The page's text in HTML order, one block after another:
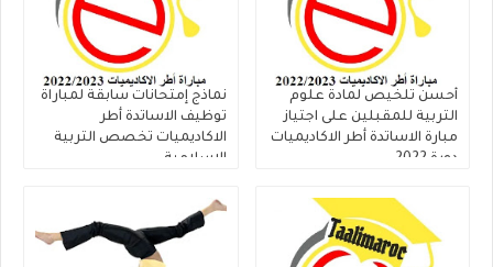
أحسن تلخيص لمادة علوم
التربية للمقبلين على اجتياز
مبارة الاساتدة أطر الاكاديميات
دورة 2022
نماذج إمتحانات سابقة لمباراة
توظيف الاساتدة أطر
الاكاديميات تخصص التربية
الاسلامية